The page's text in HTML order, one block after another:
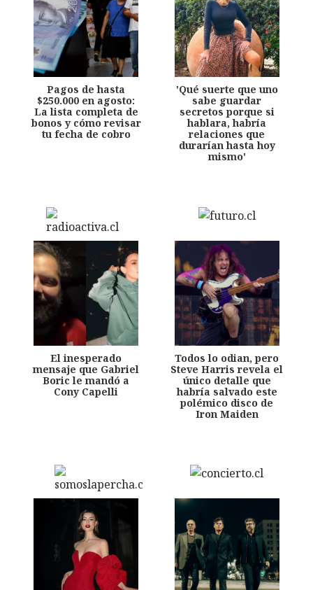
Pagos de hasta
$250.000 en agosto:
La lista completa de
bonos y cómo revisar
tu fecha de cobro
'Qué suerte que uno
sabe guardar
secretos porque si
hablara, habría
relaciones que
durarían hasta hoy
mismo'
El inesperado
mensaje que Gabriel
Boric le mandó a
Cony Capelli
Todos lo odian, pero
Steve Harris revela el
único detalle que
habría salvado este
polémico disco de
Iron Maiden